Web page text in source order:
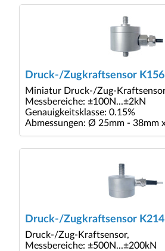
Druck-/Zugkraftsensor
Miniatur Druck-/Zug-
Messbereiche: ±100N...±2kN
Genauigkeitsklasse: 0.15%
Abmessungen: Ø 25mm - 38mm
Druck-/Zugkraftsensor
Druck-/Zug-Kraftsensor,
Messbereiche: ±500N...±200kN